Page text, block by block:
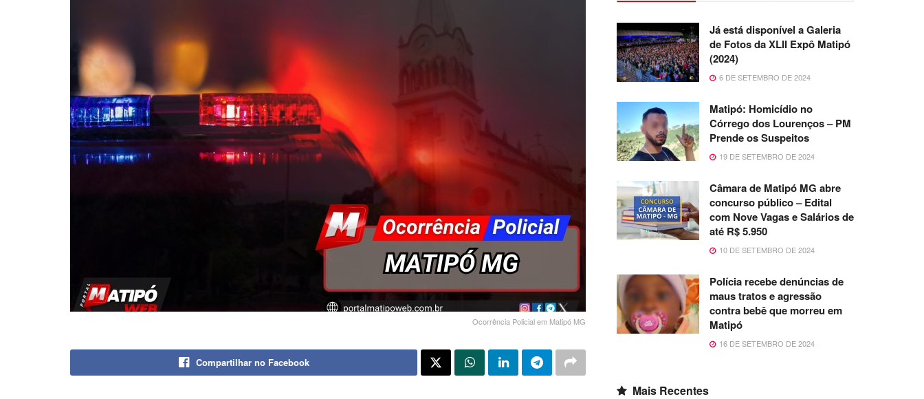
Ocorrência Policial em Matipó MG
Compartilhar no Facebook
Já está disponível a Galeria
de Fotos da XLII Expô Matipó
(2024)
6 DE SETEMBRO DE 2024
Matipó: Homicídio no
Córrego dos Lourenços – PM
Prende os Suspeitos
19 DE SETEMBRO DE 2024
Câmara de Matipó MG abre
concurso público – Edital
com Nove Vagas e Salários de
até R$ 5.950
10 DE SETEMBRO DE 2024
Polícia recebe denúncias de
maus tratos e agressão
contra bebê que morreu em
Matipó
16 DE SETEMBRO DE 2024
Mais Recentes